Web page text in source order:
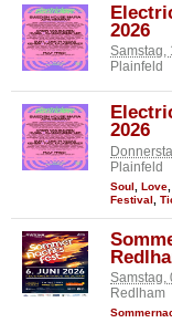
2026
Samstag,
Plainfeld
2026
Plainfeld
Soul Love
Festival
Samstag,
Redlham